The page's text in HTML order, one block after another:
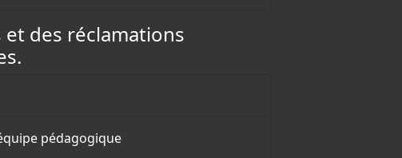
des réclamations
pédagogique